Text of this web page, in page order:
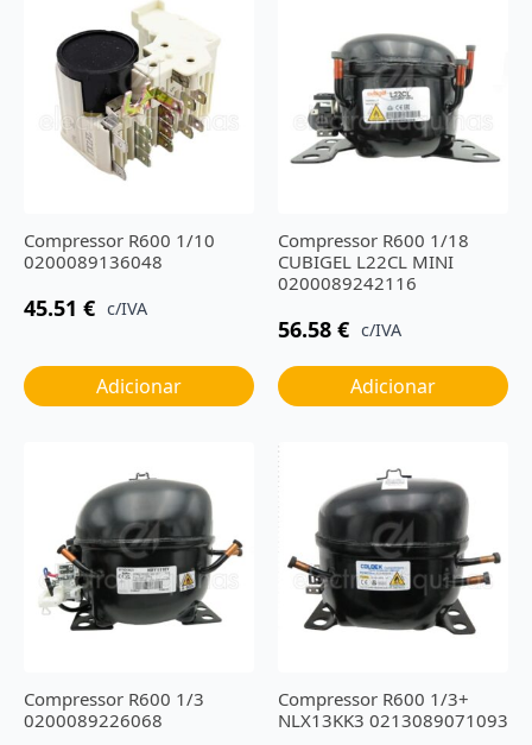
Compressor R600 1/10
0200089136048
45.51 € c/IVA
Adicionar
Compressor R600 1/18
CUBIGEL L22CL MINI
0200089242116
56.58 € c/IVA
Adicionar
Compressor R600 1/3
0200089226068
Compressor R600 1/3+
NLX13KK3 0213089071093